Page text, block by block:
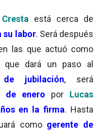
está cerca de
su labor. Será después
las que actuó como
que dará un paso al
de jubilación, será
de enero por Lucas
en la firma. Hasta
como gerente de